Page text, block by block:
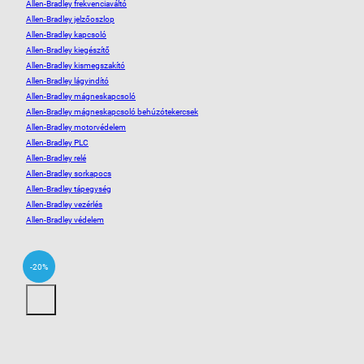
Allen-Bradley frekvenciaváltó
Allen-Bradley jelzőoszlop
Allen-Bradley kapcsoló
Allen-Bradley kiegészítő
Allen-Bradley kismegszakító
Allen-Bradley lágyindító
Allen-Bradley mágneskapcsoló
Allen-Bradley mágneskapcsoló behúzótekercsek
Allen-Bradley motorvédelem
Allen-Bradley PLC
Allen-Bradley relé
Allen-Bradley sorkapocs
Allen-Bradley tápegység
Allen-Bradley vezérlés
Allen-Bradley védelem
-20%